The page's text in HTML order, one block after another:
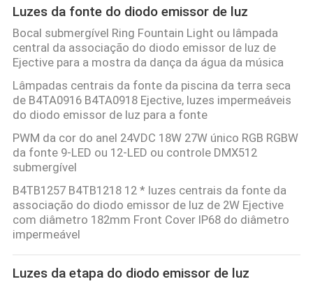
Luzes da fonte do diodo emissor de luz
Bocal submergível Ring Fountain Light ou lâmpada
central da associação do diodo emissor de luz de
Ejective para a mostra da dança da água da música
Lâmpadas centrais da fonte da piscina da terra seca
de B4TA0916 B4TA0918 Ejective, luzes impermeáveis
do diodo emissor de luz para a fonte
PWM da cor do anel 24VDC 18W 27W único RGB RGBW
da fonte 9-LED ou 12-LED ou controle DMX512
submergível
B4TB1257 B4TB1218 12 * luzes centrais da fonte da
associação do diodo emissor de luz de 2W Ejective
com diâmetro 182mm Front Cover IP68 do diâmetro
impermeável
Luzes da etapa do diodo emissor de luz